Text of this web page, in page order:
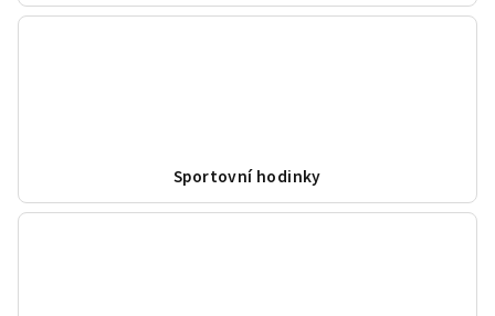
Sportovní hodinky